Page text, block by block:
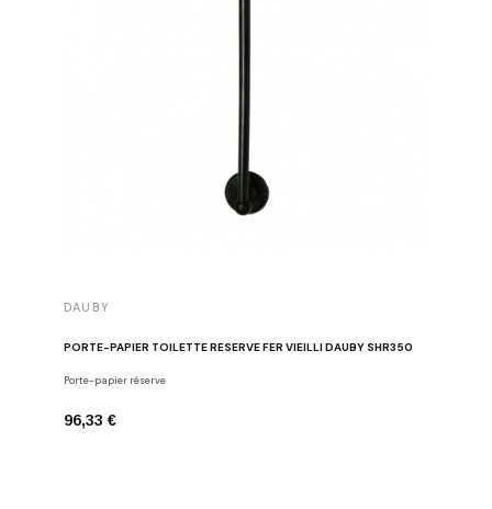
DAUBY
PORTE-PAPIER TOILETTE RÉSERVE FER VIEILLI DAUBY SHR350
Porte-papier réserve
96,33 €